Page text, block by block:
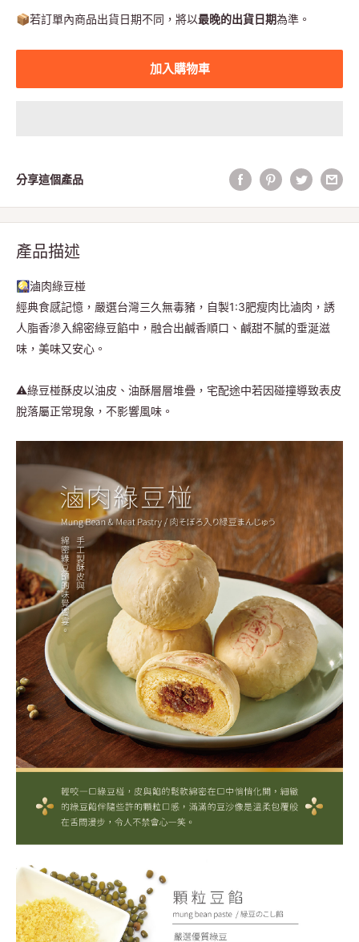
📦若訂單內商品出貨日期不同，將以最晚的出貨日期為準。
加入購物車
分享這個產品
產品描述
🎑滷肉綠豆椪
經典食感記憶，嚴選台灣三久無毒豬，自製1:3肥瘦肉比滷肉，誘
人脂香滲入綿密綠豆餡中，融合出鹹香順口、鹹甜不膩的垂涎滋
味，美味又安心。
⚠️綠豆椪酥皮以油皮、油酥層層堆疊，宅配途中若因碰撞導致表皮
脫落屬正常現象，不影響風味。